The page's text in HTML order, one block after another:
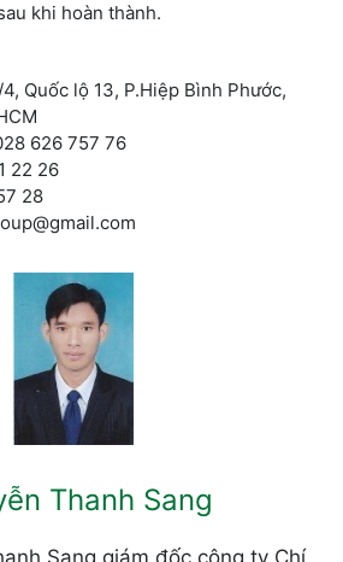
khi hoàn thành.
Quốc lộ 13, P.Hiệp Bình Phước,
626 757 76
22 26
28
Thanh Sang